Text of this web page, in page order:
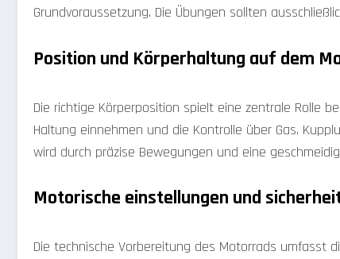
Grundvoraussetzung. Die Übungen sollten
Position und Körperhaltung auf dem
Die richtige Körperposition spielt eine zentrale Rolle
Haltung einnehmen und die Kontrolle über Gas,
wird durch präzise Bewegungen und eine
Motorische einstellungen und
Die technische Vorbereitung des Motorrads umfasst